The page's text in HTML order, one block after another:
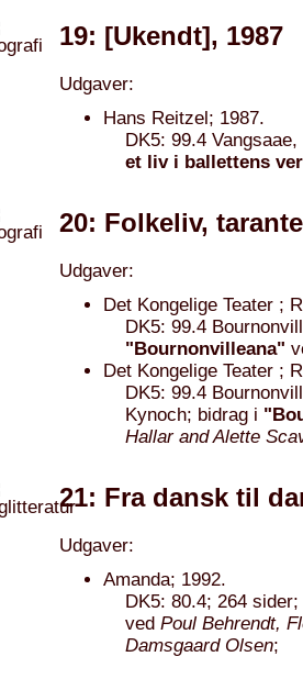
19: [Ukendt], 1987
Udgaver:
Hans Reitzel; 1987.
DK5: 99.4
et liv i ballettens
20: Folkeliv,
Udgaver:
Det Kongelige Teater ;
DK5: 99.4
"Bournonvilleana"
Det Kongelige Teater ;
DK5: 99.4
Kynoch; bidrag i
Hallar and Alette
21: Fra dansk til
Udgaver:
Amanda; 1992.
DK5: 80.4; 264
ved Poul Behrendt,
Damsgaard Olsen;